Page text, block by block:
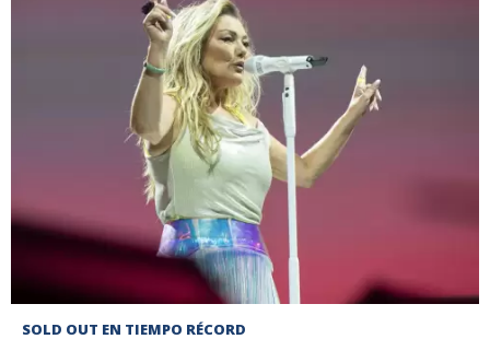
SOLD OUT EN TIEMPO RÉCORD